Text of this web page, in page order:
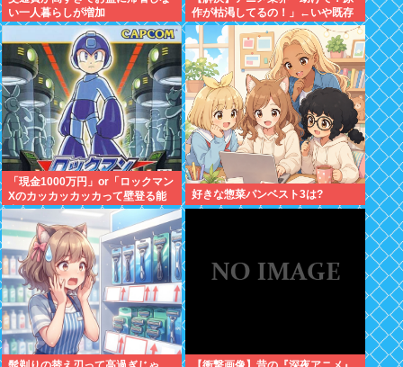
い一人暮らしが増加
作が枯渇してるの！」←いや既存
作品の2期やったら良いよね？
「現金1000万円」or「ロックマン
Xのカッカッカッカって壁登る能
力」
好きな惣菜パンベスト3は?